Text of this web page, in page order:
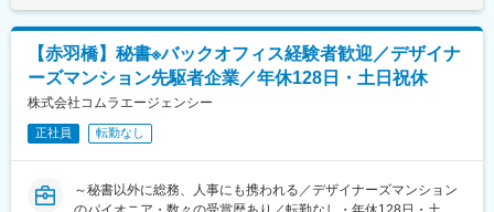
宅・リフォーム、不動産仲介、ホテル、イベントホール、商業施
設まで手がける総合不動産会社です。 2026年3月期は売上高1兆
577億円、営業利益2,991億円、純利益2,125億円で、売上・利益
すべてが過去最高。さらに経常利益は5期連続、純利益は13期連
続で最高益を更新しており、景気変動を受けやすい不動産業界で
も安定して事業を展開しております。
変更の範囲：会社の定める業務
【赤羽橋】秘書※バックオフィス経験者歓迎／デザイナ
ーズマンション先駆者企業／年休128日・土日祝休
株式会社コムラエージェンシー
正社員 転勤なし
～秘書以外に総務、人事にも携われる／デザイナーズマンション